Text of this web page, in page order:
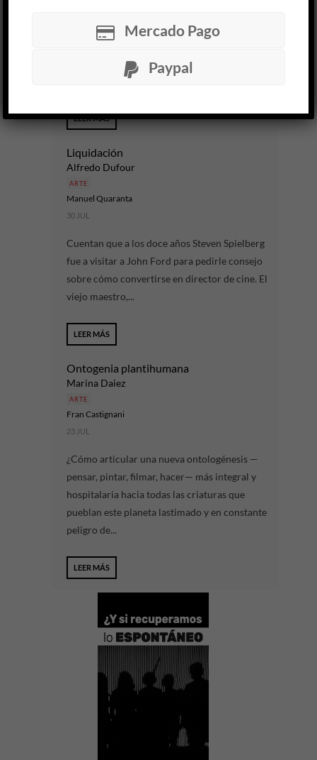
materiales de su pasado. Como si se tratara de
un estrato geológico,...
LEER MÁS
Liquidación
Alfredo Dufour
ARTE
Manuel Quaranta
30 JUL
Cuentan que a los doce años Steven Spielberg
fue a visitar a John Ford para pedirle consejo
sobre cómo convertirse en director de cine. El
viejo maestro,...
LEER MÁS
Ontogenia plantihumana
Marina Daiez
ARTE
Fran Castignani
23 JUL
¿Cómo articular una nueva ontologénesis —
pensar, pintar, filmar, hacer— más integral y
hospitalaria hacia todas las criaturas que
pueblan este planeta lastimado y en constante
peligro de...
LEER MÁS
Mercado Pago
Paypal